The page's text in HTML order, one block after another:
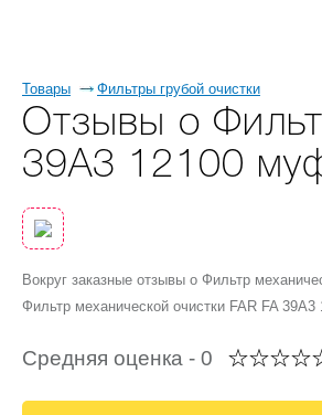
Товары Фильтры грубой очистки
Отзывы о
39A3 12100
Вокруг заказные отзывы о Фильтр
Фильтр механической очистки FAR FA
Средняя оценка - 0